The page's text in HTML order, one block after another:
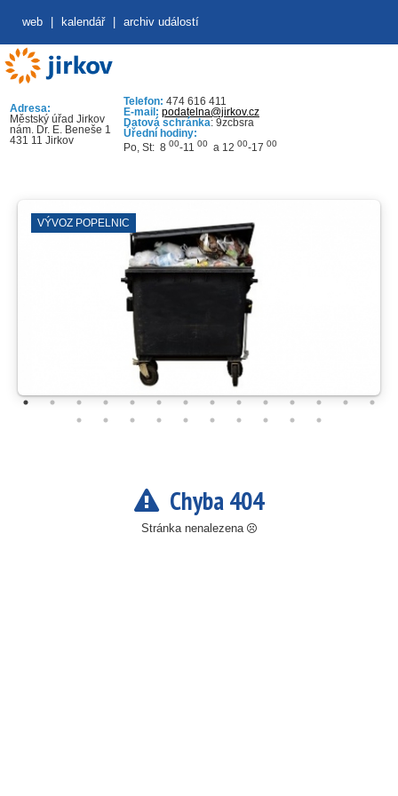
web kalendář archiv událostí
Adresa:
Městský úřad Jirkov
nám. Dr. E. Beneše 1
431 11 Jirkov
Telefon: 474 616 411
E-mail: podatelna@jirkov.cz
Datová schránka: 9zcbsra
Úřední hodiny:
Po, St: 8 00-11 00 a 12 00-17 00
VÝVOZ POPELNIC
Chyba 404
Stránka nenalezena